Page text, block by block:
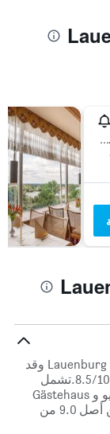
Lauenburg, شليسفيغ-هولشتاين, ألمانيا
يعتبر هوتل زوم هالبموند أحد أشهر الفنادق في Lauenburg وقد
حصل على تصنيف لـ 83 من المستخدمين يبلغ 8.5/10.تشمل
المواقع الأخرى ذات التصنيف الأعلى فندق بلفيو و Gästehaus
Von Herzen واللذين حصلا على تصنيف 7.9 من أصل 9.0 من